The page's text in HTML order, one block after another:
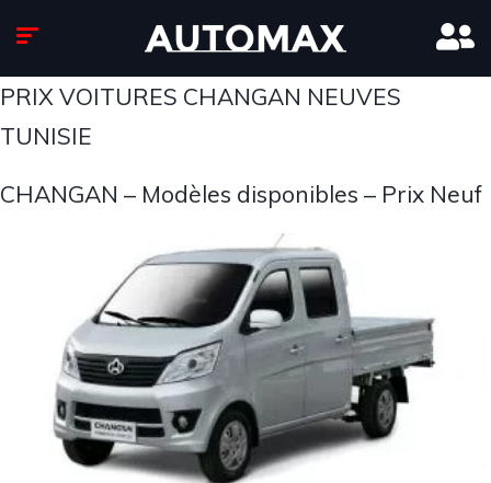
PRIX VOITURES CHANGAN NEUVES
TUNISIE
CHANGAN – Modèles disponibles – Prix Neuf